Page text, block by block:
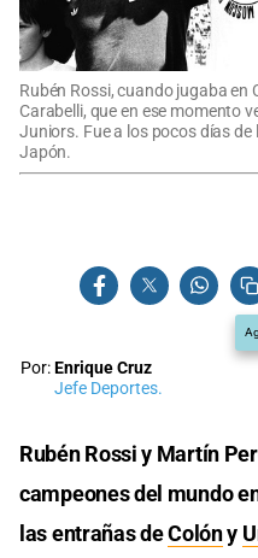
Rubén Rossi, cuando jugaba
Carabelli, que en ese momento
Juniors. Fue a los pocos días
Japón.
Por:Enrique Cruz
Jefe Deportes.
Rubén Rossi y Martín
campeones del mundo
las entrañas deColóny